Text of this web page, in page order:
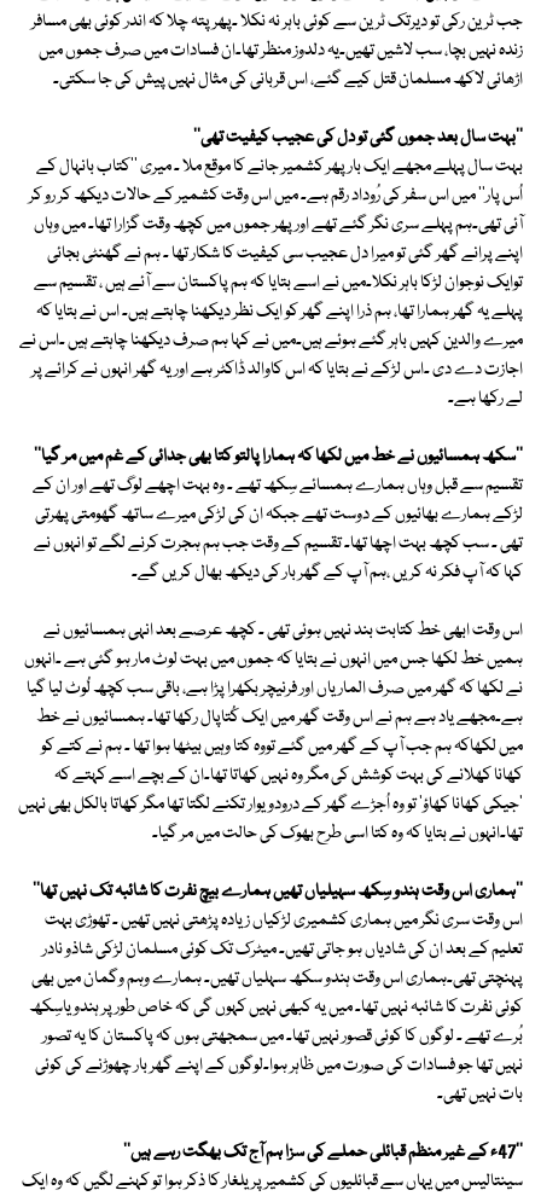
جب ٹرین رکی تو دیرتک ٹرین سے کوئی باہر نہ نکلا ۔پھر پتہ چلا کہ اندر کوئی بھی مسافر
زندہ نہیں بچا، سب لاشیں تھیں۔یہ دلدوز منظر تھا۔ان فسادات میں صرف جموں میں
اڑھائی لاکھ مسلمان قتل کیے گئے، اس قربانی کی مثال نہیں پیش کی جا سکتی۔
''بہت سال بعد جموں گئی تو دل کی عجیب کیفیت تھی''
بہت سال پہلے مجھے ایک بار پھر کشمیر جانے کا موقع ملا ۔ میری ''کتاب بانہال کے
اُس پار'' میں اس سفر کی رُوداد رقم ہے۔ میں اس وقت کشمیر کے حالات دیکھ کر رو کر
آئی تھی۔ہم پہلے سری نگر گئے تھے اور پھر جموں میں کچھ وقت گزارا تھا۔ میں وہاں
اپنے پرانے گھر گئی تو میرا دل عجیب سی کیفیت کا شکار تھا ۔ ہم نے گھنٹی بجائی
توایک نوجوان لڑکا باہر نکلا۔میں نے اسے بتایا کہ ہم پاکستان سے آئے ہیں ، تقسیم سے
پہلے یہ گھر ہمارا تھا، ہم ذرا اپنے گھر کو ایک نظر دیکھنا چاہتے ہیں۔ اس نے بتایا کہ
میرے والدین کہیں باہر گئے ہوئے ہیں۔میں نے کہا ہم صرف دیکھنا چاہتے ہیں ۔اس نے
اجازت دے دی ۔اس لڑکے نے بتایا کہ اس کاوالد ڈاکٹر ہے اور یہ گھر انہوں نے کرائے پر
لے رکھا ہے۔
''سکھ ہمسائیوں نے خط میں لکھا کہ ہمارا پالتو کتا بھی جدائی کے غم میں مر گیا''
تقسیم سے قبل وہاں ہمارے ہمسائے سِکھ تھے ۔ وہ بہت اچھے لوگ تھے اور ان کے
لڑکے ہمارے بھائیوں کے دوست تھے جبکہ ان کی لڑکی میرے ساتھ گھومتی پھرتی
تھی ۔ سب کچھ بہت اچھا تھا۔ تقسیم کے وقت جب ہم ہجرت کرنے لگے تو انہوں نے
کہا کہ آپ فکر نہ کریں ،ہم آپ کے گھر بار کی دیکھ بھال کریں گے۔
اس وقت ابھی خط کتابت بند نہیں ہوئی تھی ۔ کچھ عرصے بعد انہی ہمسائیوں نے
ہمیں خط لکھا جس میں انہوں نے بتایا کہ جموں میں بہت لوٹ مار ہو گئی ہے ۔انہوں
نے لکھا کہ گھر میں صرف الماریاں اور فرنیچر بکھرا پڑا ہے، باقی سب کچھ لُوٹ لیا گیا
ہے۔مجھے یاد ہے ہم نے اس وقت گھر میں ایک کُتاپال رکھا تھا۔ ہمسائیوں نے خط
میں لکھاکہ ہم جب آپ کے گھر میں گئے تووہ کتا وہیں بیٹھا ہوا تھا ۔ ہم نے کتے کو
کھانا کھلانے کی بہت کوشش کی مگر وہ نہیں کھاتا تھا۔ان کے بچے اسے کہتے کہ
'جیکی کھانا کھاؤ' تو وہ اُجڑے گھر کے درودویوار تکنے لگتا تھا مگر کھاتا بالکل بھی نہیں
تھا۔انہوں نے بتایا کہ وہ کتا اسی طرح بھوک کی حالت میں مر گیا۔
''ہماری اس وقت ہندو سِکھ سہیلیاں تھیں ہمارے بیچ نفرت کا شائبہ تک نہیں تھا''
اس وقت سری نگر میں ہماری کشمیری لڑکیاں زیادہ پڑھتی نہیں تھیں ۔ تھوڑی بہت
تعلیم کے بعد ان کی شادیاں ہو جاتی تھیں۔ میٹرک تک کوئی مسلمان لڑکی شاذو نادر
پہنچتی تھی۔ہماری اس وقت ہندو سکھ سہلیاں تھیں۔ ہمارے وہم وگمان میں بھی
کوئی نفرت کا شائبہ نہیں تھا۔ میں یہ کبھی نہیں کہوں گی کہ خاص طور پر ہندو یاسِکھ
بُرے تھے ۔ لوگوں کا کوئی قصور نہیں تھا۔ میں سمجھتی ہوں کہ پاکستان کا یہ تصور
نہیں تھا جو فسادات کی صورت میں ظاہر ہوا۔لوگوں کے اپنے گھر بار چھوڑنے کی کوئی
بات نہیں تھی۔
''47ء کے غیر منظم قبائلی حملے کی سزا ہم آج تک بھگت رہے ہیں''
سینتالیس میں یہاں سے قبائلیوں کی کشمیر پر یلغار کا ذکر ہوا تو کہنے لگیں کہ وہ ایک